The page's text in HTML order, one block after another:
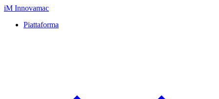
iM Innovamac
Piattaforma